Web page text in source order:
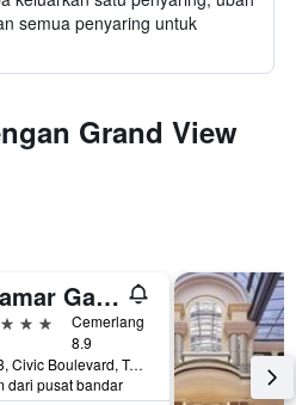
semua penyaring untuk
Grand View
Miramar Garden Taipei
Cemerlang
8.9
No. 83, Civic Boulevard, Taipei, Taiwan
dari pusat bandar